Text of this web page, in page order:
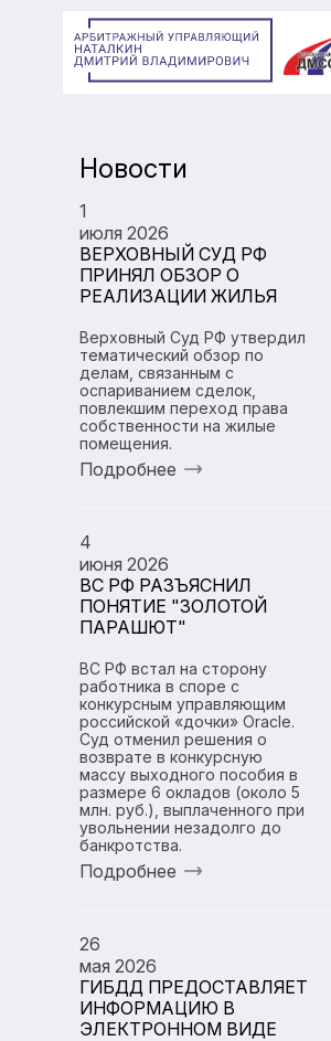
Новости
1
июля 2026
ВЕРХОВНЫЙ СУД РФ
ПРИНЯЛ ОБЗОР О
РЕАЛИЗАЦИИ ЖИЛЬЯ
Верховный Суд РФ утвердил
тематический обзор по
делам, связанным с
оспариванием сделок,
повлекшим переход права
собственности на жилые
помещения.
Подробнее
4
июня 2026
ВС РФ РАЗЪЯСНИЛ
ПОНЯТИЕ "ЗОЛОТОЙ
ПАРАШЮТ"
ВС РФ встал на сторону
работника в споре с
конкурсным управляющим
российской «дочки» Oracle.
Суд отменил решения о
возврате в конкурсную
массу выходного пособия в
размере 6 окладов (около 5
млн. руб.), выплаченного при
увольнении незадолго до
банкротства.
Подробнее
26
мая 2026
ГИБДД ПРЕДОСТАВЛЯЕТ
ИНФОРМАЦИЮ В
ЭЛЕКТРОННОМ ВИДЕ